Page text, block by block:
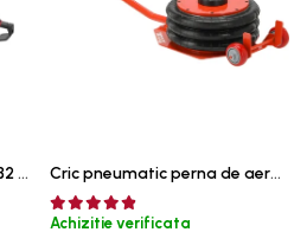
Lampă de atelier ROOKS B2 HYBRID pentru capotă, 2000 lumeni, 5000 mAh Cric pneumatic perna de aer cu inaltator 6T
Achizitie verificata